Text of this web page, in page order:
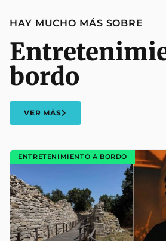
HAY MUCHO MÁS SOBRE
bordo
VER MÁS
ENTRETENIMIENTO A BORDO